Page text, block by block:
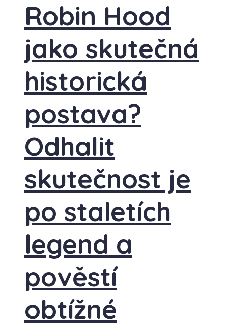
Robin Hood
jako skutečná
historická
postava?
Odhalit
skutečnost je
po staletích
legend a
pověstí
obtížné